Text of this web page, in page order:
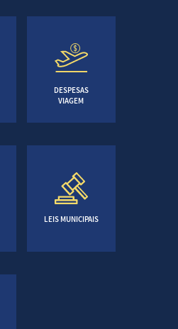
DESPESAS
VIAGEM
LEIS MUNICIPAIS